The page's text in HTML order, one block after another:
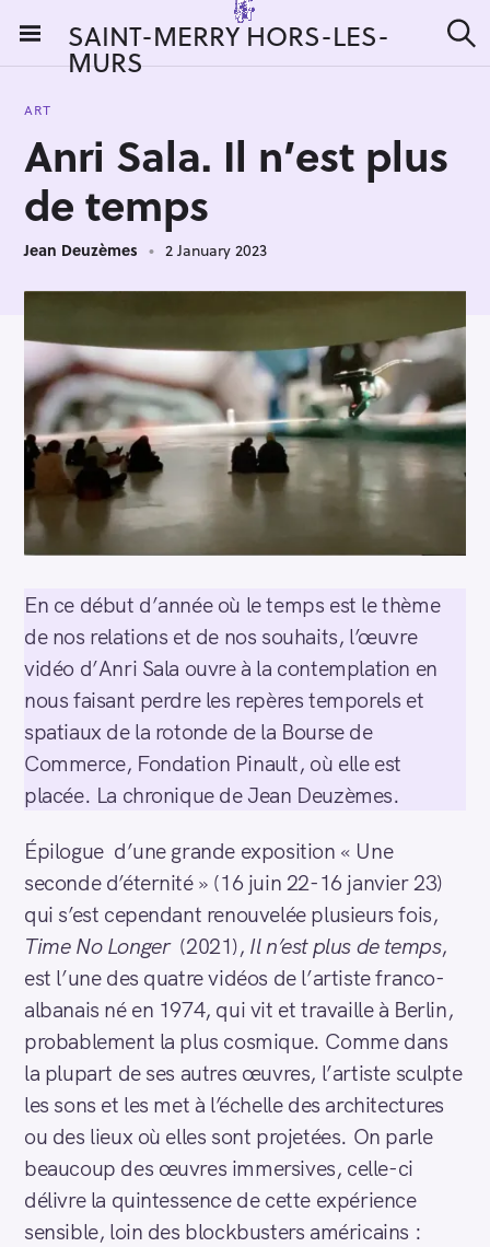
i
SAINT-MERRY HORS-LES-
MURS e
ART
Anri Sala. Il n’est plus
de temps
Jean Deuzèmes 2 January 2023
En ce début d’année où le temps est le thème
de nos relations et de nos souhaits, l’œuvre
vidéo d’Anri Sala ouvre à la contemplation en
nous faisant perdre les repères temporels et
spatiaux de la rotonde de la Bourse de
Commerce, Fondation Pinault, où elle est
placée. La chronique de Jean Deuzèmes.
Épilogue d’une grande exposition « Une
seconde d’éternité » (16 juin 22-16 janvier 23)
qui s’est cependant renouvelée plusieurs fois,
Time No Longer(2021), Il n’est plus de temps,
est l’une des quatre vidéos de l’artiste franco-
albanais né en 1974, qui vit et travaille à Berlin,
probablement la plus cosmique. Comme dans
la plupart de ses autres œuvres, l’artiste sculpte
les sons et les met à l’échelle des architectures
ou des lieux où elles sont projetées. On parle
beaucoup des œuvres immersives, celle-ci
délivre la quintessence de cette expérience
sensible, loin des blockbusters américains :